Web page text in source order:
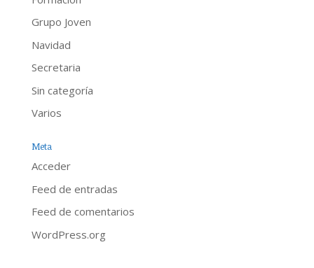
Grupo Joven
Navidad
Secretaria
Sin categoría
Varios
Meta
Acceder
Feed de entradas
Feed de comentarios
WordPress.org